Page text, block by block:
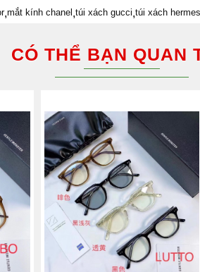
,mắt kính chanel ,túi xách gucci,túi xách hermes
CÓ THỂ BẠN QUAN